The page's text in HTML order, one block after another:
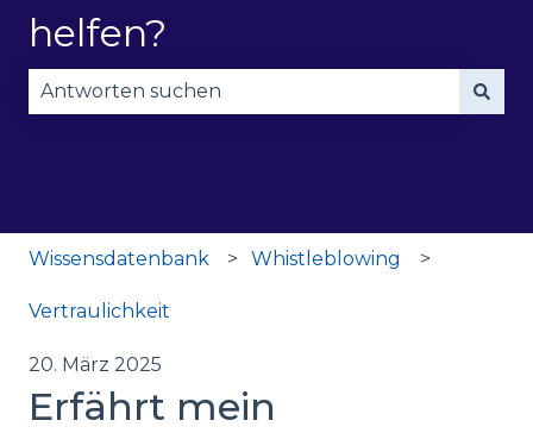
helfen?
Wissensdatenbank Whistleblowing
Vertraulichkeit
20. März 2025
Erfährt mein